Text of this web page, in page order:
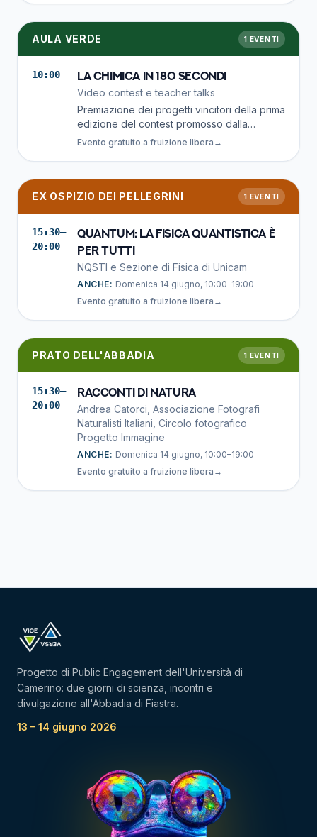
AULA VERDE 1 EVENTI
10:00 La chimica in 180 secondi
Video contest e teacher talks
Premiazione dei progetti vincitori della prima
edizione del contest promosso dalla
sezione di Chimica della Scuola di Scienze
Evento gratuito a fruizione libera →
EX OSPIZIO DEI PELLEGRINI 1 EVENTI
15:30–
20:00
Quantum: la fisica quantistica è
per tutti
NQSTI e Sezione di Fisica di Unicam
ANCHE: Domenica 14 giugno, 10:00–19:00
Evento gratuito a fruizione libera →
PRATO DELL'ABBADIA 1 EVENTI
15:30–
20:00
Racconti di Natura
Andrea Catorci, Associazione Fotografi
Naturalisti Italiani, Circolo fotografico
Progetto Immagine
ANCHE: Domenica 14 giugno, 10:00–19:00
Evento gratuito a fruizione libera →
Progetto di Public Engagement dell'Università di
Camerino: due giorni di scienza, incontri e
divulgazione all'Abbadia di Fiastra.
13 – 14 giugno 2026